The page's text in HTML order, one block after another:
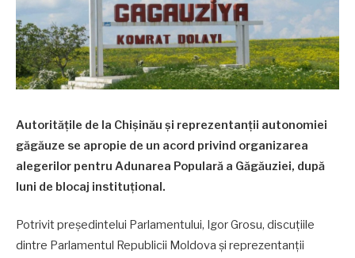
Autoritățile de la Chișinău și reprezentanții autonomiei
găgăuze se apropie de un acord privind organizarea
alegerilor pentru Adunarea Populară a Găgăuziei, după
luni de blocaj instituțional.
Potrivit președintelui Parlamentului, Igor Grosu, discuțiile
dintre Parlamentul Republicii Moldova și reprezentanții